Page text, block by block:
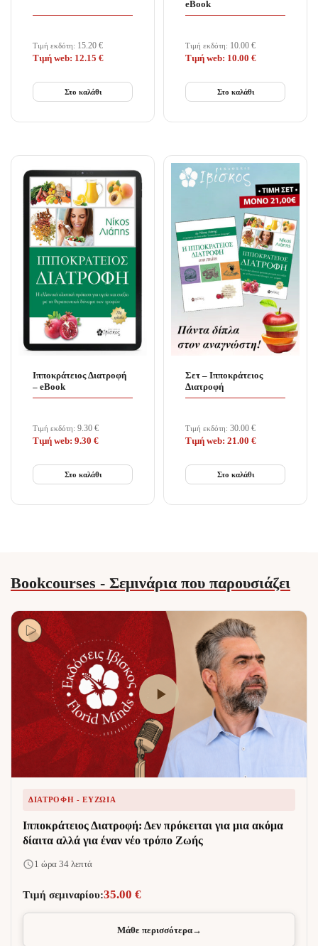
Τιμή εκδότη: 15.20 €
Τιμή web: 12.15 €
Στο καλάθι
eBook
Τιμή εκδότη: 10.00 €
Τιμή web: 10.00 €
Στο καλάθι
Ιπποκράτειος Διατροφή
– eBook
Τιμή εκδότη: 9.30 €
Τιμή web: 9.30 €
Στο καλάθι
Σετ – Ιπποκράτειος
Διατροφή
Τιμή εκδότη: 30.00 €
Τιμή web: 21.00 €
Στο καλάθι
Bookcourses - Σεμινάρια που παρουσιάζει
ΔΙΑΤΡΟΦΉ - ΕΥΖΩΊΑ
Ιπποκράτειος Διατροφή: Δεν πρόκειται για μια ακόμα
δίαιτα αλλά για έναν νέο τρόπο Ζωής
1 ώρα 34 λεπτά
Τιμή σεμιναρίου:35.00 €
Μάθε περισσότερα→